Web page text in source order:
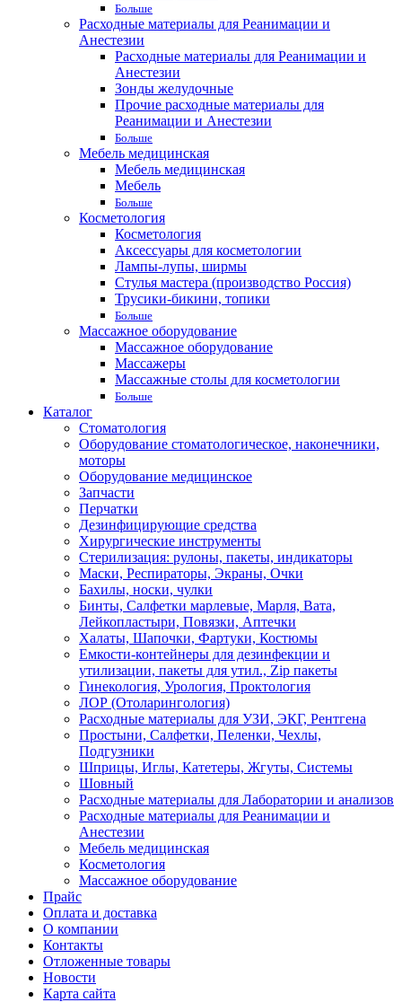
Больше
Расходные материалы для Реанимации и
Анестезии
Расходные материалы для Реанимации и
Анестезии
Зонды желудочные
Прочие расходные материалы для
Реанимации и Анестезии
Больше
Мебель медицинская
Мебель медицинская
Мебель
Больше
Косметология
Косметология
Аксессуары для косметологии
Лампы-лупы, ширмы
Стулья мастера (производство Россия)
Трусики-бикини, топики
Больше
Массажное оборудование
Массажное оборудование
Массажеры
Массажные столы для косметологии
Больше
Каталог
Стоматология
Оборудование стоматологическое, наконечники,
моторы
Оборудование медицинское
Запчасти
Перчатки
Дезинфицирующие средства
Хирургические инструменты
Стерилизация: рулоны, пакеты, индикаторы
Маски, Респираторы, Экраны, Очки
Бахилы, носки, чулки
Бинты, Салфетки марлевые, Марля, Вата,
Лейкопластыри, Повязки, Аптечки
Халаты, Шапочки, Фартуки, Костюмы
Емкости-контейнеры для дезинфекции и
утилизации, пакеты для утил., Zip пакеты
Гинекология, Урология, Проктология
ЛОР (Отоларингология)
Расходные материалы для УЗИ, ЭКГ, Рентгена
Простыни, Салфетки, Пеленки, Чехлы,
Подгузники
Шприцы, Иглы, Катетеры, Жгуты, Системы
Шовный
Расходные материалы для Лаборатории и анализов
Расходные материалы для Реанимации и
Анестезии
Мебель медицинская
Косметология
Массажное оборудование
Прайс
Оплата и доставка
О компании
Контакты
Отложенные товары
Новости
Карта сайта